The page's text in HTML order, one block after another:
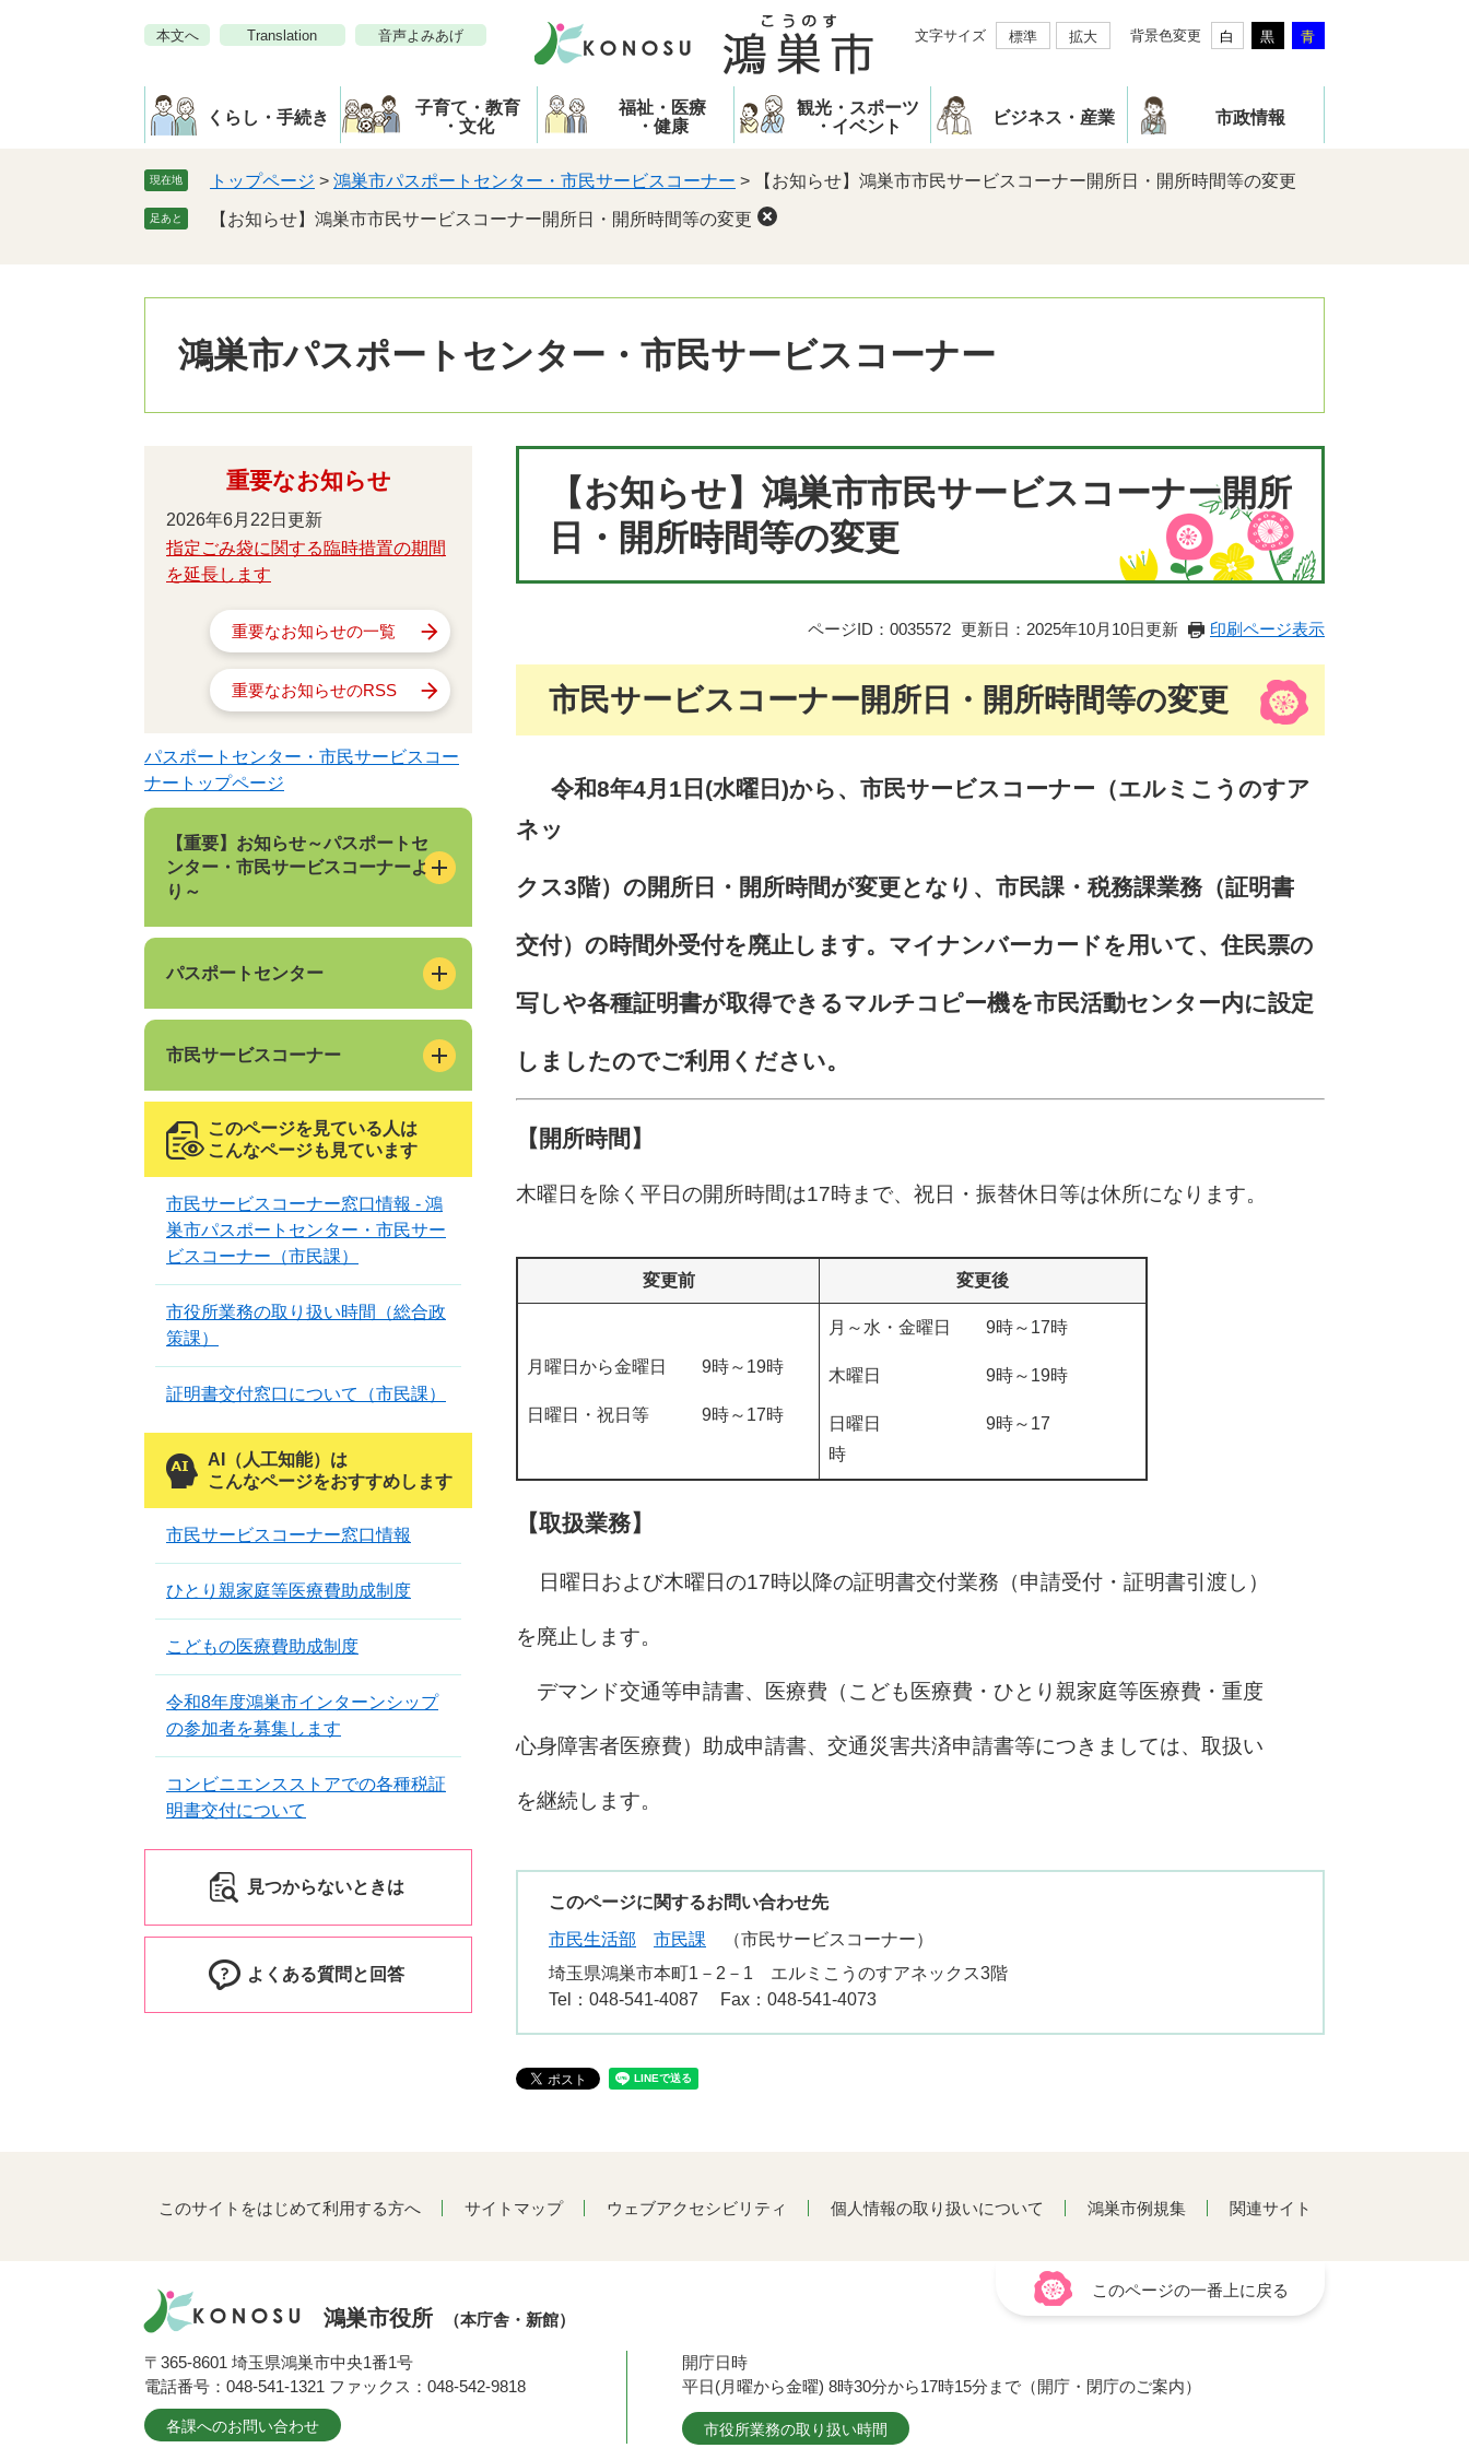
本文へ Translation 音声よみあげ 文字サイズ 標準 拡大 背景色変更 白 黒 青
くらし・手続き
子育て・教育
・文化
福祉・医療
・健康
観光・スポーツ
・イベント
ビジネス・産業 市政情報
現在地 トップページ > 鴻巣市パスポートセンター・市民サービスコーナー > 【お知らせ】鴻巣市市民サービスコーナー開所日・開所時間等の変更
足あと 【お知らせ】鴻巣市市民サービスコーナー開所日・開所時間等の変更
鴻巣市パスポートセンター・市民サービスコーナー
【お知らせ】鴻巣市市民サービスコーナー開所
日・開所時間等の変更
ページID：0035572 更新日：2025年10月10日更新 印刷ページ表示
市民サービスコーナー開所日・開所時間等の変更
令和8年4月1日(水曜日)から、市民サービスコーナー（エルミこうのすア
ネッ
ク ス3階） の開所日・開所時間が変更と なり、 市民課・税務課業務（証明書
交付） の時間外受付を廃止します。マイナンバーカードを用いて、住民票の
写しや各種証明書が取得できるマルチコピー機を市民活動センター内に設定
しましたのでご利 用ください。
【開所時間】
木曜日を除く平日の開所時間は17時まで、祝日・振替休日等は休所になります。
変更前 変更後
月曜日から金曜日 9時～19時
日曜日・祝日等 9時～17時
月～水・金曜日 9時～17時
木曜日 9時～19時
日曜日 9時～17
時
【取扱業務】
日曜日および木曜日の17時以降の証明書交付業務（申請受付・証明書引渡し）
を廃止します。
デマンド交通等申請書、医療費（こども医療費・ひとり親家庭等医療費・重度
心身障害者医療費）助成申請書、交通災害共済申請書等につきましては、取扱い
を継続します。
このページに関するお問い合わせ先
市民生活部
市民課
市民サービスコーナー
埼玉県鴻巣市本町1－2－1 エルミこうのすアネックス3階
Tel：048-541-4087
Fax：048-541-4073
重要なお知らせ
2026年6月22日更新
指定ごみ袋に関する臨時措置の期間
を延長します
重要なお知らせの一覧
重要なお知らせのRSS
パスポートセンター・市民サービスコー
ナートップページ
【重要】お知らせ～パスポートセ
ンター・市民サービスコーナーよ
り～
パスポートセンター
市民サービスコーナー
このページを見ている人は
こんなページも見ています
市民サービスコーナー窓口情報 - 鴻
巣市パスポートセンター・市民サー
ビスコーナー（市民課）
市役所業務の取り扱い時間（総合政
策課）
証明書交付窓口について（市民課）
AI（人工知能）は
こんなページをおすすめします
市民サービスコーナー窓口情報
ひとり親家庭等医療費助成制度
こどもの医療費助成制度
令和8年度鴻巣市インターンシップ
の参加者を募集します
コンビニエンスストアでの各種税証
明書交付について
見つからないときは
よくある質問と回答
このサイトをはじめて利用する方へ サイトマップ ウェブアクセシビリティ 個人情報の取り扱いについて 鴻巣市例規集 関連サイト
このページの一番上に戻る
鴻巣市役所 （本庁舎・新館）
〒365-8601 埼玉県鴻巣市中央1番1号
電話番号：048-541-1321 ファックス：048-542-9818
各課へのお問い合わせ
開庁日時
平日(月曜から金曜) 8時30分から17時15分まで（開庁・閉庁のご案内）
市役所業務の取り扱い時間